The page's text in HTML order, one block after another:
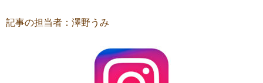
記事の担当者：澤野うみ